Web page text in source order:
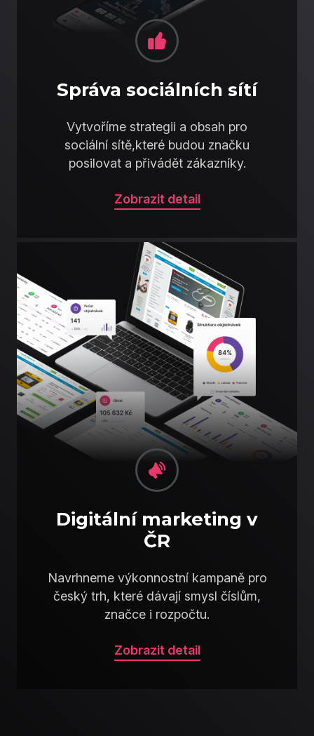
Správa sociálních sítí
Vytvoříme strategii a obsah pro
sociální sítě,které budou značku
posilovat a přivádět zákazníky.
Zobrazit detail
Digitální marketing v
ČR
Navrhneme výkonnostní kampaně pro
český trh, které dávají smysl číslům,
značce i rozpočtu.
Zobrazit detail